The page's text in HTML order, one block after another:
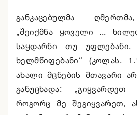
განკაცებულმა
„შეიქმნა ყოველი ...
საყდარნი თუ
ხელმწიფებანი“ (კოლას.
ახალი მცნების მთავარი
განუცხადა:
როგორც მე შეგიყვარეთ,